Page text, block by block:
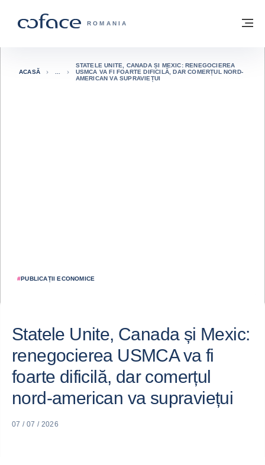
COFACE FOR TRADE - WEBSITE GRUP
ROMANIA
Înapoi la pagina de start
#PUBLICAȚII ECONOMICE
ACASĂ
STATELE UNITE, CANADA ȘI MEXIC: RENEGOCIEREA
USMCA VA FI FOARTE DIFICILĂ, DAR COMERȚUL NORD-
AMERICAN VA SUPRAVIEȚUI
Statele Unite, Canada și Mexic:
renegocierea USMCA va fi
foarte dificilă, dar comerțul
nord-american va supraviețui
07 / 07 / 2026